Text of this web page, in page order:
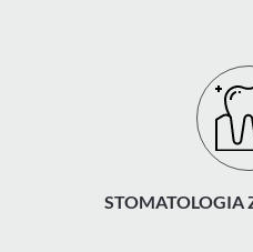
STOMATOLOGIA